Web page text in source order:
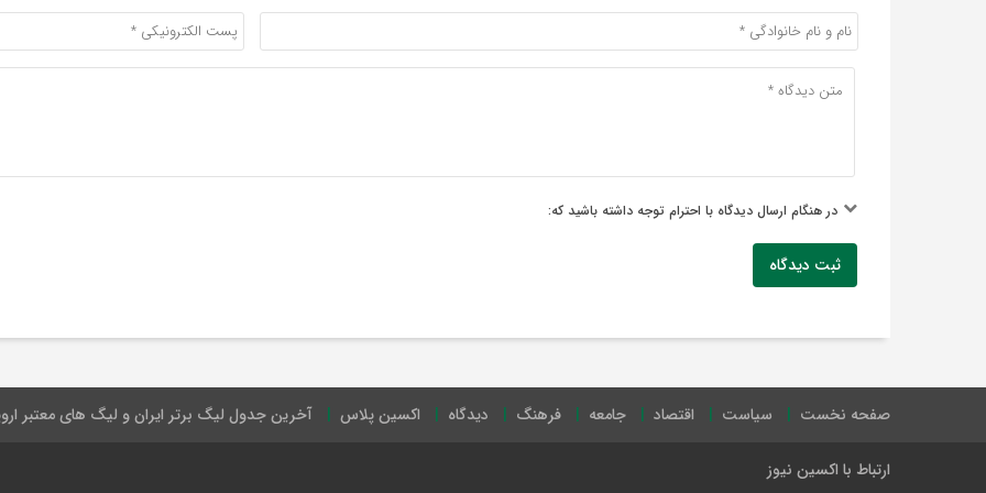
در هنگام ارسال دیدگاه با احترام توجه داشته باشید که:
ثبت دیدگاه
صفحه نخست سیاست اقتصاد جامعه فرهنگ دیدگاه اکسین پلاس آخرین جدول لیگ برتر ایران و لیگ های معتبر
ارتباط با اکسین نیوز